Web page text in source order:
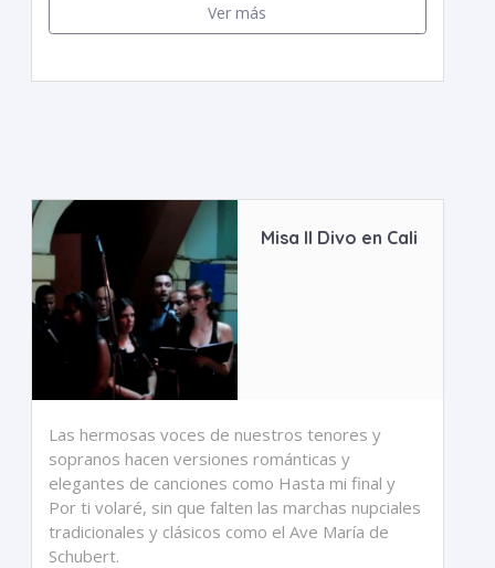
Ver más
Misa Il Divo en Cali
Las hermosas voces de nuestros tenores y
sopranos hacen versiones románticas y
elegantes de canciones como Hasta mi final y
Por ti volaré, sin que falten las marchas nupciales
tradicionales y clásicos como el Ave María de
Schubert.